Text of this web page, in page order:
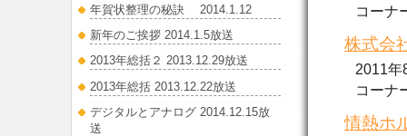
コーナ
株式会
2011年
コーナ
情熱ホ
年賀状整理の秘訣 2014.1.12
新年のご挨拶 2014.1.5放送
2013年総括２ 2013.12.29放送
2013年総括 2013.12.22放送
デジタルとアナログ 2014.12.15放
送